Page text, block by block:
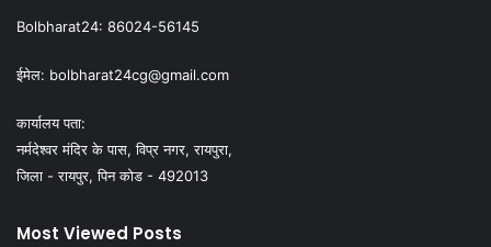
Bolbharat24: 86024-56145
ईमेल: bolbharat24cg@gmail.com
कार्यालय पता:
नर्मदेश्वर मंदिर के पास, विप्र नगर, रायपुरा,
जिला - रायपुर, पिन कोड - 492013
Most Viewed Posts